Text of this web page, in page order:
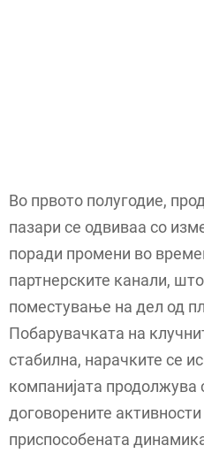
Во првото полугодие,
пазари се одвиваа со
поради промени во
партнерските канали,
поместување на дел од
Побарувачката на
стабилна, нарачките се
компанијата продолжува
договорените
приспособената